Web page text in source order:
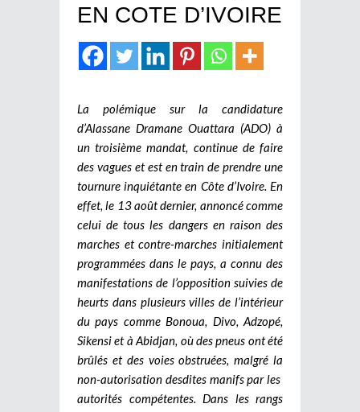
EN COTE D’IVOIRE
La polémique sur la candidature
d’Alassane Dramane Ouattara (ADO) à
un troisième mandat, continue de faire
des vagues et est en train de prendre une
tournure inquiétante en Côte d’Ivoire. En
effet, le 13 août dernier, annoncé comme
celui de tous les dangers en raison des
marches et contre-marches initialement
programmées dans le pays, a connu des
manifestations de l’opposition suivies de
heurts dans plusieurs villes de l’intérieur
du pays comme Bonoua, Divo, Adzopé,
Sikensi et à Abidjan, où des pneus ont été
brûlés et des voies obstruées, malgré la
non-autorisation desdites manifs par les
autorités compétentes. Dans les rangs